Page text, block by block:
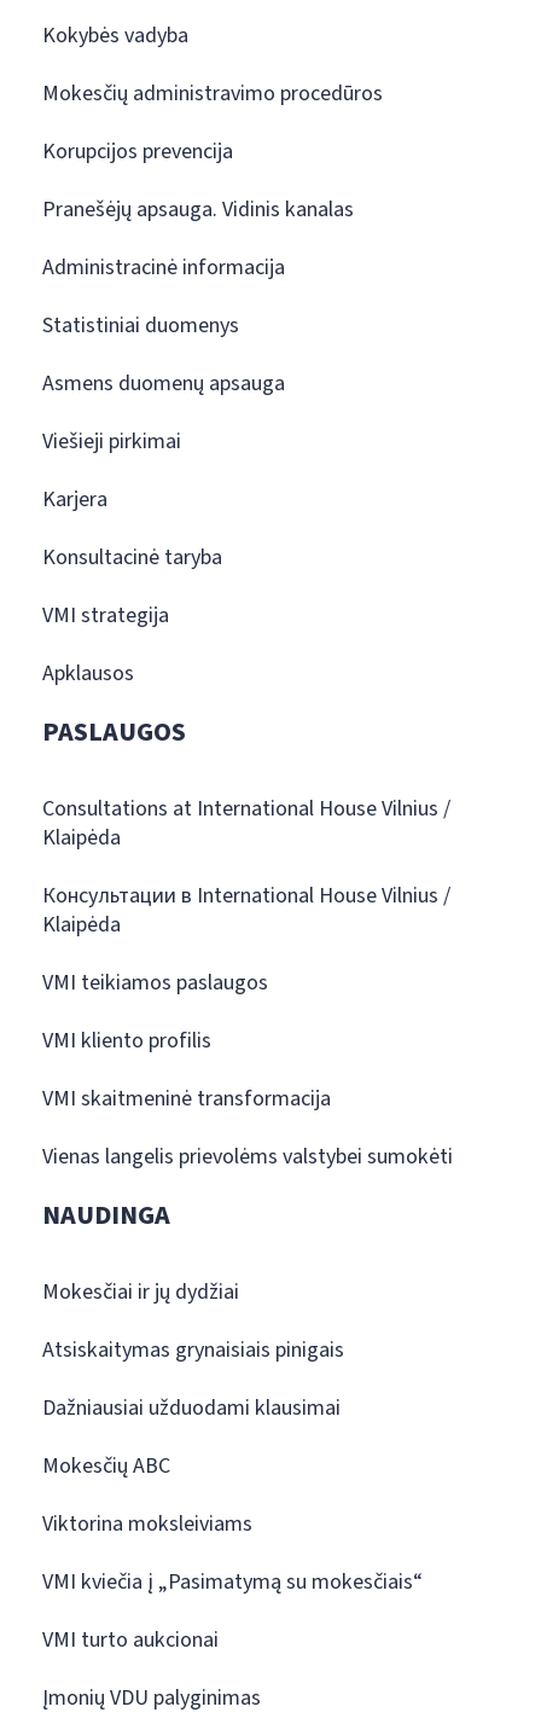
Kokybės vadyba
Mokesčių administravimo procedūros
Korupcijos prevencija
Pranešėjų apsauga. Vidinis kanalas
Administracinė informacija
Statistiniai duomenys
Asmens duomenų apsauga
Viešieji pirkimai
Karjera
Konsultacinė taryba
VMI strategija
Apklausos
PASLAUGOS
Consultations at International House Vilnius /
Klaipėda
Консультации в International House Vilnius /
Klaipėda
VMI teikiamos paslaugos
VMI kliento profilis
VMI skaitmeninė transformacija
Vienas langelis prievolėms valstybei sumokėti
NAUDINGA
Mokesčiai ir jų dydžiai
Atsiskaitymas grynaisiais pinigais
Dažniausiai užduodami klausimai
Mokesčių ABC
Viktorina moksleiviams
VMI kviečia į „Pasimatymą su mokesčiais“
VMI turto aukcionai
Įmonių VDU palyginimas